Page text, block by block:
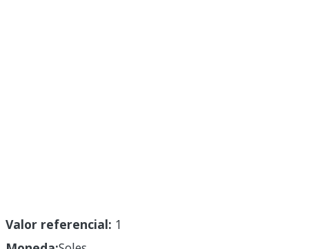
Valor referencial: 1